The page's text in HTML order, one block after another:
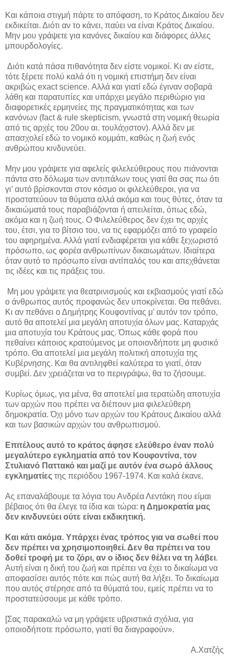
Και κάποια στιγμή πάρτε το απόφαση, το Κράτος Δικαίου δεν
εκδικείται. Διότι αν το κάνει, παύει να είναι Κράτος Δικαίου.
Μην μου γράψετε για κανόνες δικαίου και διάφορες άλλες
μπουρδολογίες.
Διότι κατά πάσα πιθανότητα δεν είστε νομικοί. Κι αν είστε,
τότε ξέρετε πολύ καλά ότι η νομική επιστήμη δεν είναι
ακριβώς exact science. Αλλά και γιατί εδώ έγιναν σοβαρά
λάθη και παρατυπίες και υπάρχει μεγάλο περιθώριο για
διαφορετικές ερμηνείες της πραγματικότητας και των
κανόνων (fact & rule skepticism, γνωστά στη νομική θεωρία
από τις αρχές του 20ου αι. τουλάχιστον). Αλλά δεν με
απασχολεί εδώ το νομικό κομμάτι, καθώς η ζωή ενός
ανθρώπου κινδυνεύει.
Μην μου γράψετε για αφελείς φιλελεύθερους που πιάνονται
πάντα στο δόλωμα των αντιπάλων τους γιατί θα σας πω ότι
γι’ αυτό βρίσκονται στον κόσμο οι φιλελεύθεροι, για να
προστατεύουν τα θύματα αλλά ακόμα και τους θύτες, όταν τα
δικαιώματά τους παραβιάζονται ή απειλείται, όπως εδώ,
ακόμα και η ζωή τους. Ο Φιλελεύθερος δεν έχει τις αρχές
του, έτσι, για το βίτσιο του, να τις εφαρμόζει από το γραφείο
του αφηρημένα. Αλλά γιατί ενδιαφέρεται για κάθε ξεχωριστό
πρόσωπο, ως φορέα ανθρωπίνων δικαιωμάτων. Ιδιαίτερα
όταν αυτό το πρόσωπο είναι αντίπαλός του και απεχθάνεται
τις ιδέες και τις πράξεις του.
Μη μου γράψετε για θεατρινισμούς και εκβιασμούς γιατί εδώ
ο άνθρωπος αυτός προφανώς δεν υποκρίνεται. Θα πεθάνει.
Κι αν πεθάνει ο Δημήτρης Κουφοντίνας μ’ αυτόν τον τρόπο,
αυτό θα αποτελεί μια μεγάλη αποτυχία όλων μας. Καταρχάς
μια αποτυχία του Κράτους μας. Όπως κάθε φορά που
πεθαίνει κάποιος κρατούμενος με οποιονδήποτε μη φυσικό
τρόπο. Θα αποτελεί μια μεγάλη πολιτική αποτυχία της
Κυβέρνησης. Και θα αντιληφθεί καλύτερα το γιατί, όταν
συμβεί. Δεν χρειάζεται να το περιγράψω, θα το ζήσουμε.
Κυρίως όμως, για μένα, θα αποτελεί μια τερατώδη αποτυχία
των αρχών που πρέπει να διέπουν μια φιλελεύθερη
δημοκρατία. Όχι μόνο των αρχών του Κράτους Δικαίου αλλά
και των βασικών αρχών του ανθρωπισμού.
Επιτέλους αυτό το κράτος άφησε ελεύθερο έναν πολύ
μεγαλύτερο εγκληματία από τον Κουφοντίνα, τον
Στυλιανό Παττακό και μαζί με αυτόν ένα σωρό άλλους
εγκληματίες της περιόδου 1967-1974. Και καλά έκανε.
Ας επαναλάβουμε τα λόγια του Ανδρέα Λεντάκη που είμαι
βέβαιος ότι θα έλεγε τα ίδια και τώρα: η Δημοκρατία μας
δεν κινδυνεύει ούτε είναι εκδικητική.
Και κάτι ακόμα. Υπάρχει ένας τρόπος για να σωθεί που
δεν πρέπει να χρησιμοποιηθεί. Δεν θα πρέπει να του
δοθεί τροφή με το ζόρι, αν ο ίδιος δεν θέλει να τη λάβει.
Αυτή είναι η δική του ζωή και πρέπει να έχει το δικαίωμα να
αποφασίσει αυτός πότε και πώς αυτή θα λήξει. Το δικαίωμα
που αυτός στέρησε από τα θύματά του, εμείς πρέπει να το
προστατεύσουμε με κάθε τρόπο.
[Σας παρακαλώ να μη γράψετε υβριστικά σχόλια, για
οποιοδήποτε πρόσωπο, γιατί θα διαγραφούν».
Α.Χατζής